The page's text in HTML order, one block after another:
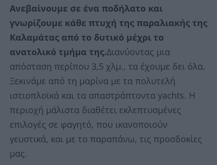
Ανεβαίνουμε σε ένα ποδήλατο και
γνωρίζουμε κάθε πτυχή της παραλιακής της
Καλαμάτας από το δυτικό μέχρι το
ανατολικό τμήμα της.Διανύοντας μια
απόσταση περίπου 3,5 χλμ., τα έχουμε δει όλα.
Ξεκινάμε από τη μαρίνα με τα πολυτελή
ιστιοπλοϊκά και τα απαστράπτοντα yachts. Η
περιοχή μάλιστα διαθέτει εκλεπτυσμένες
επιλογές σε φαγητό, που ικανοποιούν
γευστικά, και με το παραπάνω, τις προσδοκίες
μας.